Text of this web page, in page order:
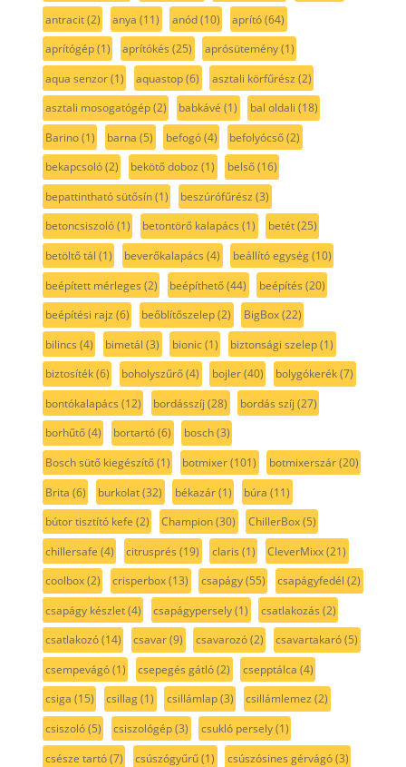
antracit(2) anya (11) anód(10) aprító(64)
aprítógép(1) aprítókés (25) aprósütemény(1)
aqua senzor(1) aquastop(6) asztali körfűrész (2)
asztali mosogatógép(2) babkávé (1) bal oldali (18)
Barino(1) barna (5) befogó(4) befolyócső(2)
bekapcsoló(2) bekötő doboz (1) belső(16)
bepattintható sütősín(1) beszúrófűrész (3)
betoncsiszoló(1) betontörő kalapács (1) betét(25)
betöltő tál (1) beverőkalapács (4) beállító egység(10)
beépített mérleges (2) beépíthető(44) beépítés (20)
beépítési rajz (6) beőblítőszelep(2) BigBox(22)
bilincs (4) bimetál (3) bionic(1) biztonsági szelep(1)
biztosíték(6) boholyszűrő(4) bojler(40) bolygókerék(7)
bontókalapács (12) bordásszíj (28) bordás szíj (27)
borhűtő(4) bortartó(6) bosch(3)
Bosch sütő kiegészítő(1) botmixer(101) botmixerszár(20)
Brita (6) burkolat(32) békazár(1) búra (11)
bútor tisztító kefe (2) Champion(30) ChillerBox(5)
chillersafe (4) citrusprés (19) claris (1) CleverMixx(21)
coolbox(2) crisperbox(13) csapágy(55) csapágyfedél (2)
csapágy készlet(4) csapágypersely(1) csatlakozás (2)
csatlakozó(14) csavar(9) csavarozó(2) csavartakaró(5)
csempevágó(1) csepegés gátló(2) csepptálca (4)
csiga (15) csillag(1) csillámlap(3) csillámlemez (2)
csiszoló(5) csiszológép(3) csukló persely(1)
csésze tartó(7) csúszógyűrű(1) csúszósines gérvágó(3)